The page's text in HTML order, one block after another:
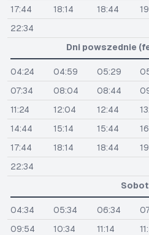
17:44
18:14 18:44
22:34
Dni powszednie
04:24 04:59 05:29
07:34
08:04 08:44
11:24
12:04 12:44
14:44
15:14 15:44
17:44
18:14 18:44
22:34
04:34 05:34 06:34
09:54
10:34 11:14